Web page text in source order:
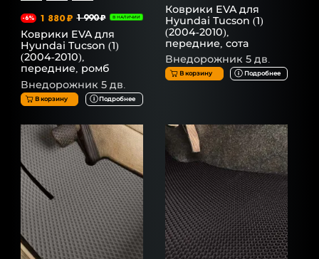
-6% 1 880 ₽ 1 990 ₽ В НАЛИЧИИ
Коврики EVA для
Hyundai Tucson (1)
(2004-2010),
передние, ромб
Внедорожник 5 дв.
В корзину Подробнее
Коврики EVA для
Hyundai Tucson (1)
(2004-2010),
передние, сота
Внедорожник 5 дв.
В корзину Подробнее